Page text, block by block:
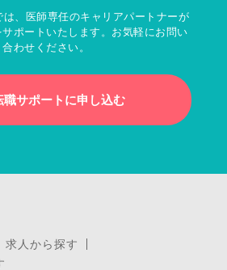
は、医師専任のキャリアパートナーが
ポートいたします。お気軽にお問い
合わせください。
職サポートに申し込む
求人から探す